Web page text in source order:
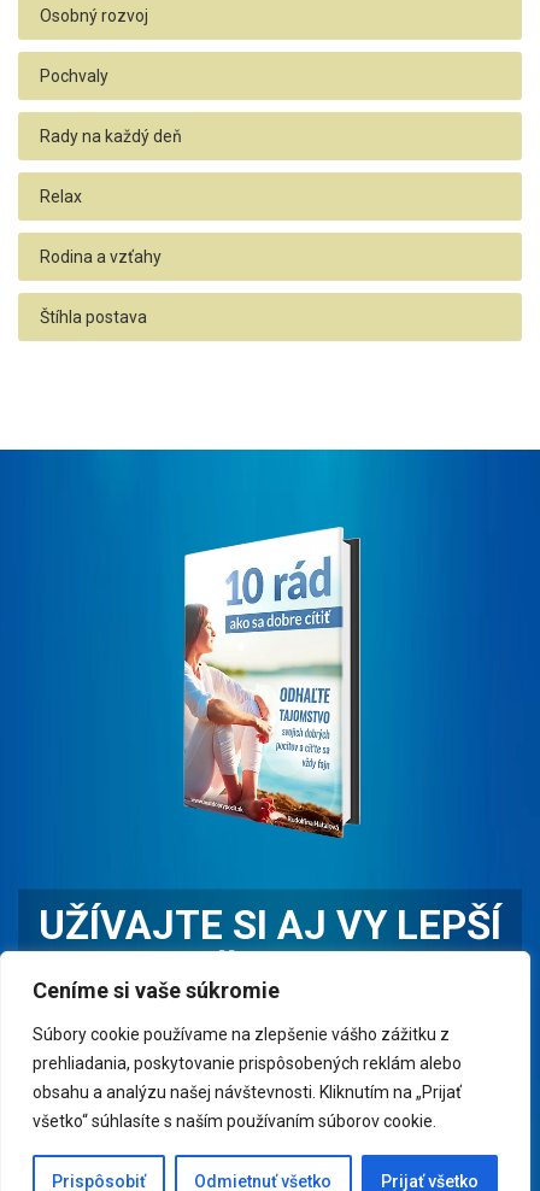
Ceníme si vaše súkromie
Súbory cookie používame na zlepšenie vášho zážitku z
prehliadania, poskytovanie prispôsobených reklám alebo
obsahu a analýzu našej návštevnosti. Kliknutím na „Prijať
všetko“ súhlasíte s naším používaním súborov cookie.
Prispôsobiť Odmietnuť všetko Prijať všetko
Osobný rozvoj
Pochvaly
Rady na každý deň
Relax
Rodina a vzťahy
Štíhla postava
UŽÍVAJTE SI AJ VY LEPŠÍ
ŽIVOT
Prečítajte si e-book "10 RÁD AKO SA DOBRE CÍTIŤ" a
cíťte sa dobre čo najčastejšie.
CHCEM PREČÍTAŤ E-BOOK